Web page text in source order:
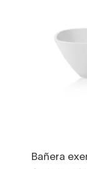
Bañera